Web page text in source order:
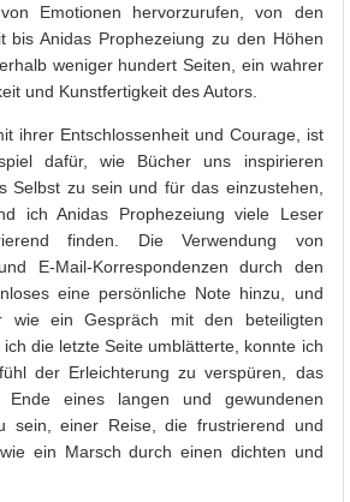
Emotionen hervorzurufen, von den
bis Anidas Prophezeiung zu den Höhen
weniger hundert Seiten, ein wahrer
und Kunstfertigkeit des Autors.
ihrer Entschlossenheit und Courage, ist
dafür, wie Bücher uns inspirieren
Selbst zu sein und für das einzustehen,
ich Anidas Prophezeiung viele Leser
finden. Die Verwendung von
E-Mail-Korrespondenzen durch den
eine persönliche Note hinzu, und
wie ein Gespräch mit den beteiligten
die letzte Seite umblätterte, konnte ich
der Erleichterung zu verspüren, das
eines langen und gewundenen
sein, einer Reise, die frustrierend und
ein Marsch durch einen dichten und